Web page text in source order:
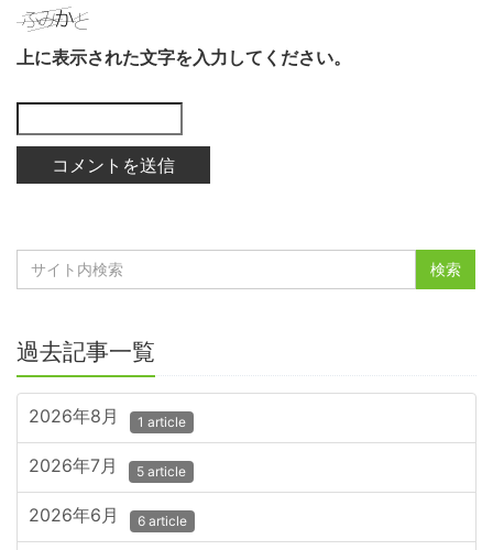
上に表示された文字を入力してください。
過去記事一覧
2026年8月 1 article
2026年7月 5 article
2026年6月 6 article